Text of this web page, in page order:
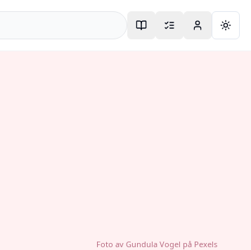
Foto av Gundula Vogel på Pexels